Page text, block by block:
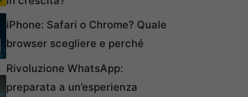
iPhone: Safari o Chrome? Quale
browser scegliere e perché
Rivoluzione WhatsApp:
preparata a un’esperienza